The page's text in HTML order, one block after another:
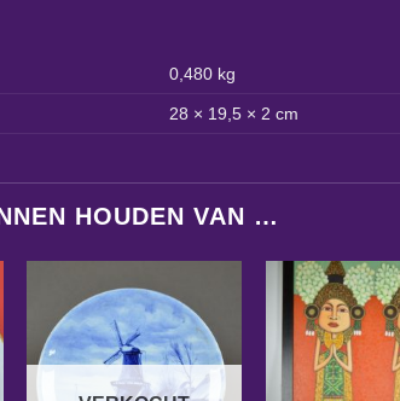
0,480 kg
28 × 19,5 × 2 cm
HOUDEN VAN …